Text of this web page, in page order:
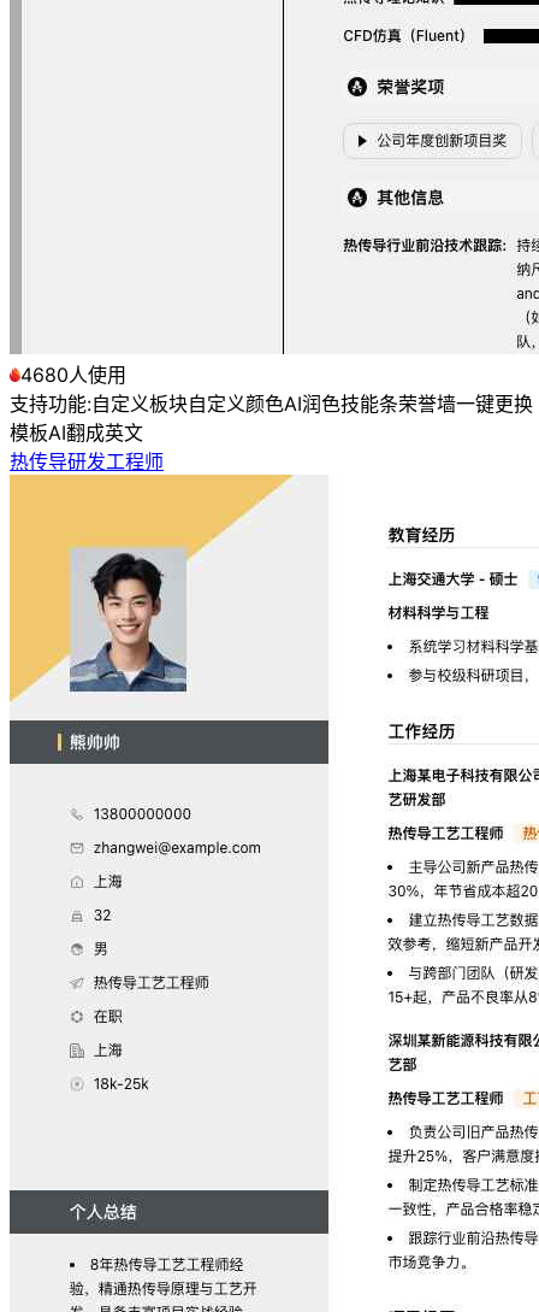
4680人使用
支持功能:自定义板块自定义颜色AI润色技能条荣誉墙一键更换
模板AI翻成英文
热传导研发工程师